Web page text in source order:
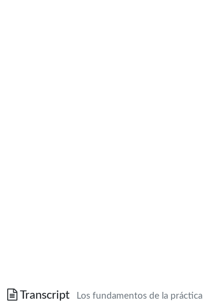
Transcript
Los fundamentos de la práctica